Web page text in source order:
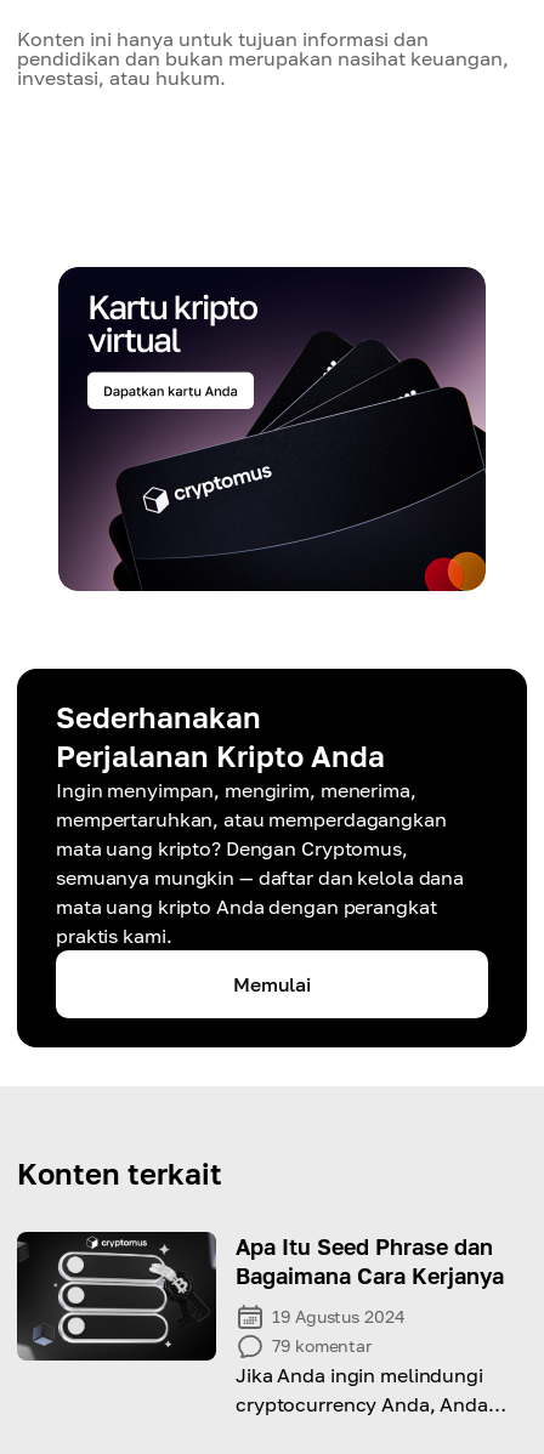
Konten ini hanya untuk tujuan informasi dan
pendidikan dan bukan merupakan nasihat keuangan,
investasi, atau hukum.
Sederhanakan
Perjalanan Kripto Anda
Ingin menyimpan, mengirim, menerima,
mempertaruhkan, atau memperdagangkan
mata uang kripto? Dengan Cryptomus,
semuanya mungkin — daftar dan kelola dana
mata uang kripto Anda dengan perangkat
praktis kami.
Memulai
Konten terkait
Apa Itu Seed Phrase dan
Bagaimana Cara Kerjanya
19 Agustus 2024
79 komentar
Jika Anda ingin melindungi
cryptocurrency Anda, Anda